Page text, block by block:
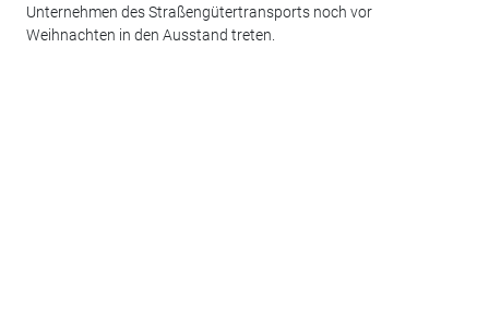
Unternehmen des Straßengütertransports noch vor
Weihnachten in den Ausstand treten.